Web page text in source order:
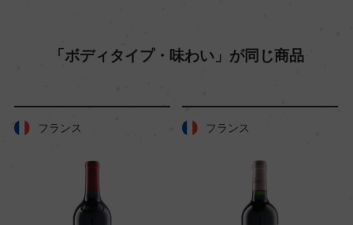
土壌
酸化鉄や酸化アルミニウムが混じり赤みがかっ
「ボディタイプ・味わい」が同じ商品
フランス フランス